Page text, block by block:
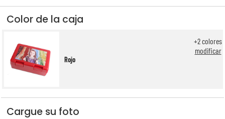
Color de la caja
Rojo
+2colores
modificar
Cargue su foto